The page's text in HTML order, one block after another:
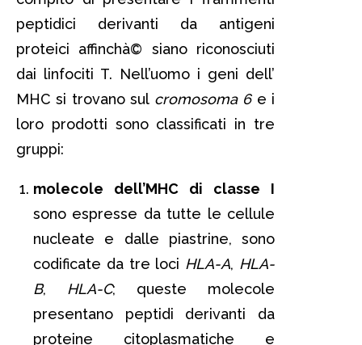
peptidici derivanti da antigeni
proteici affinchà© siano riconosciuti
dai linfociti T. Nell’uomo i geni dell’
MHC si trovano sul cromosoma 6e i
loro prodotti sono classificati in tre
gruppi:
molecole dell’MHC di classe I
sono espresse da tutte le cellule
nucleate e dalle piastrine, sono
codificate da tre loci HLA-A, HLA-
B, HLA-C; queste molecole
presentano peptidi derivanti da
proteine citoplasmatiche e